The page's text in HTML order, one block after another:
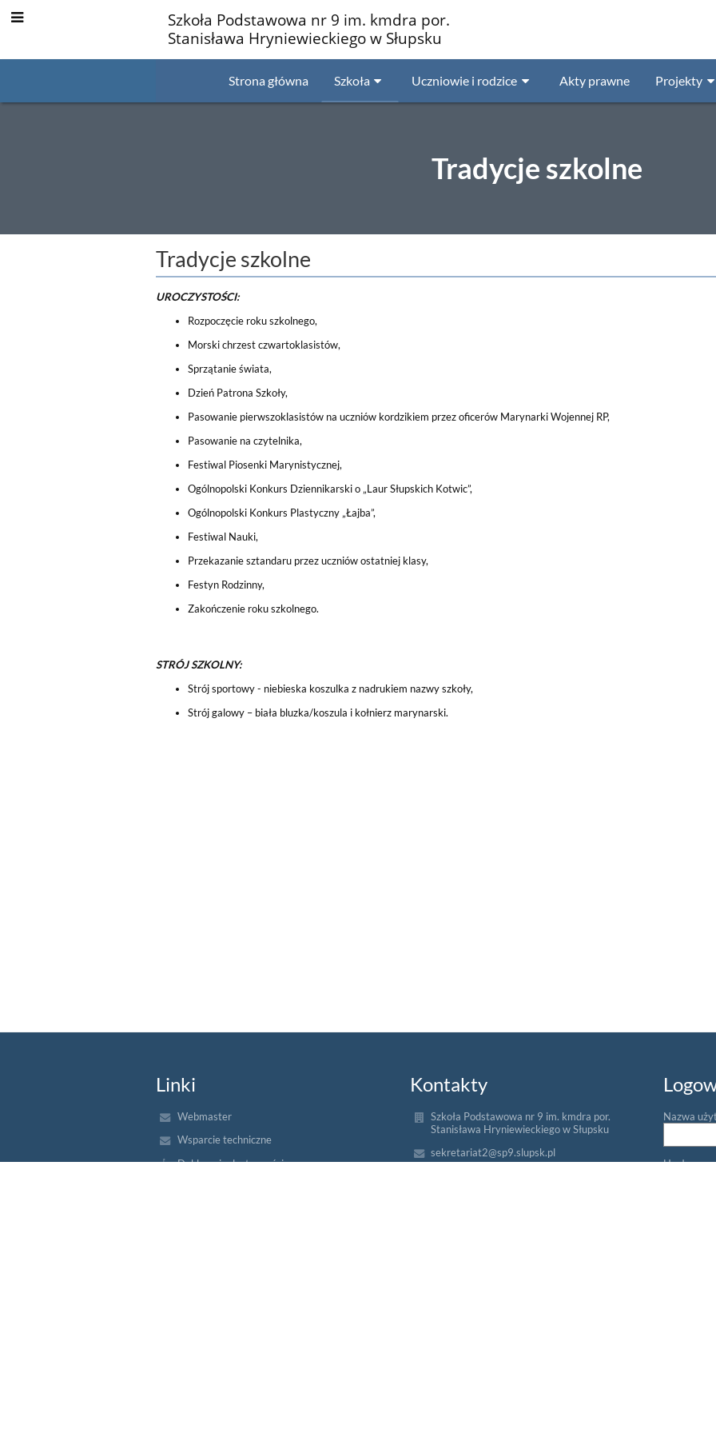
Szkoła Podstawowa nr 9 im. kmdra por.
Stanisława Hryniewieckiego w Słupsku
Strona główna Szkoła Uczniowie i rodzice Akty prawne Projekty
Tradycje szkolne
Tradycje
szkolne
Tradycje szkolne
UROCZYSTOŚCI:
Rozpoczęcie roku szkolnego,
Morski chrzest czwartoklasistów,
Sprzątanie świata,
Dzień Patrona Szkoły,
Pasowanie pierwszoklasistów na uczniów kordzikiem przez oficerów Marynarki Wojennej RP,
Pasowanie na czytelnika,
Festiwal Piosenki Marynistycznej,
Ogólnopolski Konkurs Dziennikarski o „Laur Słupskich Kotwic”,
Ogólnopolski Konkurs Plastyczny „Łajba”,
Festiwal Nauki,
Przekazanie sztandaru przez uczniów ostatniej klasy,
Festyn Rodzinny,
Zakończenie roku szkolnego.
STRÓJ SZKOLNY:
Strój sportowy - niebieska koszulka z nadrukiem nazwy szkoły,
Strój galowy – biała bluzka/koszula i kołnierz marynarski.
Linki
Webmaster
Wsparcie techniczne
Deklaracja dostępności
Kontakty
Szkoła Podstawowa nr 9 im. kmdra por.
Stanisława Hryniewieckiego w Słupsku
sekretariat2@sp9.slupsk.pl
Nazwa
Hasło: